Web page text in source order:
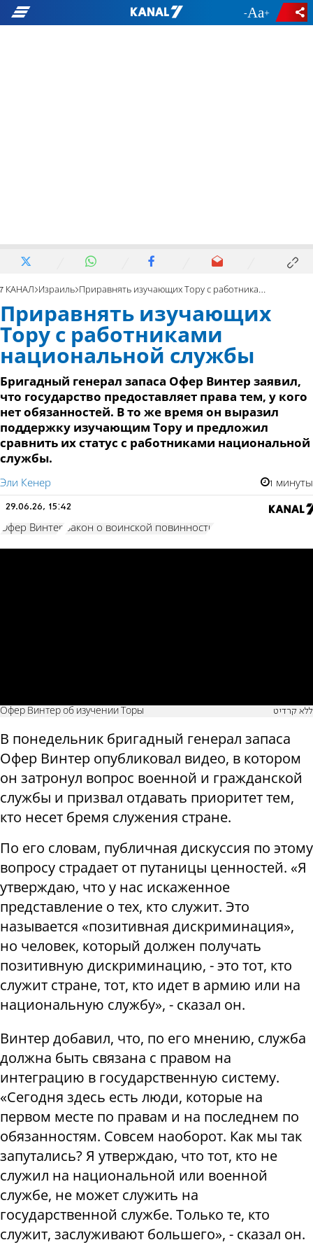
- +
7 КАНАЛ Израиль Приравнять изучающих Тору с работниками национальной службы
Приравнять изучающих
Тору с работниками
национальной службы
Бригадный генерал запаса Офер Винтер заявил,
что государство предоставляет права тем, у кого
нет обязанностей. В то же время он выразил
поддержку изучающим Тору и предложил
сравнить их статус с работниками национальной
службы.
Эли Кенер 1 минуты
29.06.26, 15:42
Офер Винтер Закон о воинской повинности
Офер Винтер об изучении Торы ללא קרדיט
В понедельник бригадный генерал запаса
Офер Винтер опубликовал видео, в котором
он затронул вопрос военной и гражданской
службы и призвал отдавать приоритет тем,
кто несет бремя служения стране.
По его словам, публичная дискуссия по этому
вопросу страдает от путаницы ценностей. «Я
утверждаю, что у нас искаженное
представление о тех, кто служит. Это
называется «позитивная дискриминация»,
но человек, который должен получать
позитивную дискриминацию, - это тот, кто
служит стране, тот, кто идет в армию или на
национальную службу», - сказал он.
Винтер добавил, что, по его мнению, служба
должна быть связана с правом на
интеграцию в государственную систему.
«Сегодня здесь есть люди, которые на
первом месте по правам и на последнем по
обязанностям. Совсем наоборот. Как мы так
запутались? Я утверждаю, что тот, кто не
служил на национальной или военной
службе, не может служить на
государственной службе. Только те, кто
служит, заслуживают большего», - сказал он.